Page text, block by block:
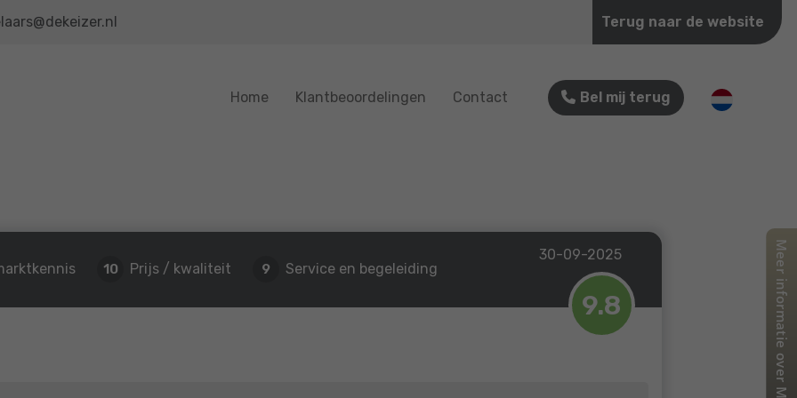
Terug naar de website
Home Klantbeoordelingen Contact Bel mij terug
30-09-2025
9.8
10 Prijs / kwaliteit 9 Service en begeleiding